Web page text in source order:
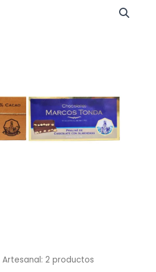
Artesanal: 2 productos